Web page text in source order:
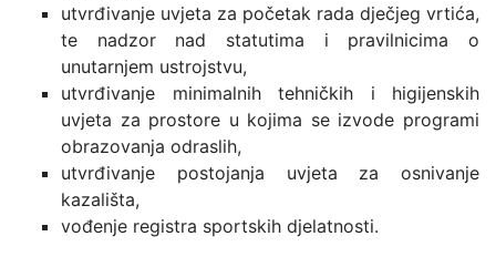
utvrđivanje uvjeta za početak rada dječjeg vrtića,
te nadzor nad statutima i pravilnicima o
unutarnjem ustrojstvu,
utvrđivanje minimalnih tehničkih i higijenskih
uvjeta za prostore u kojima se izvode programi
obrazovanja odraslih,
utvrđivanje postojanja uvjeta za osnivanje
kazališta,
vođenje registra sportskih djelatnosti.